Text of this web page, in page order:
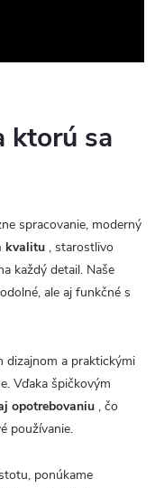
ktorú sa
spracovanie, moderný
kvalitu , starostlivo
každý detail. Naše
ale aj funkčné s
dizajnom a praktickými
Vďaka špičkovým
opotrebovaniu , čo
používanie.
ponúkame